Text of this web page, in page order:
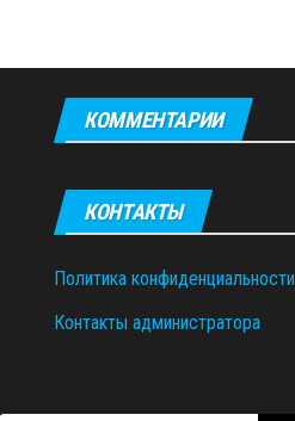
КОММЕНТАРИИ
КОНТАКТЫ
Политика конфиденциальности
Контакты администратора